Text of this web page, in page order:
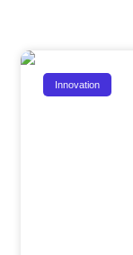
Innovation